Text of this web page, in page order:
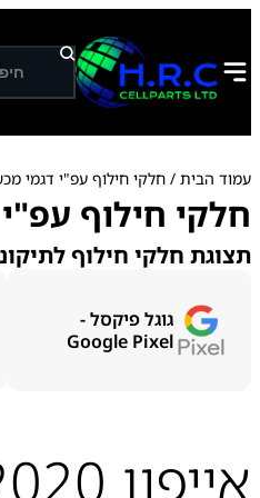
ח
י
פ
עמוד הבית / חלקי חילוף עפ"י דגמי
חלקי חילוף
תצוגת חלקי חילוף
גוגל פיקסל -
Google Pixel
אייפון iPhone SE 2020